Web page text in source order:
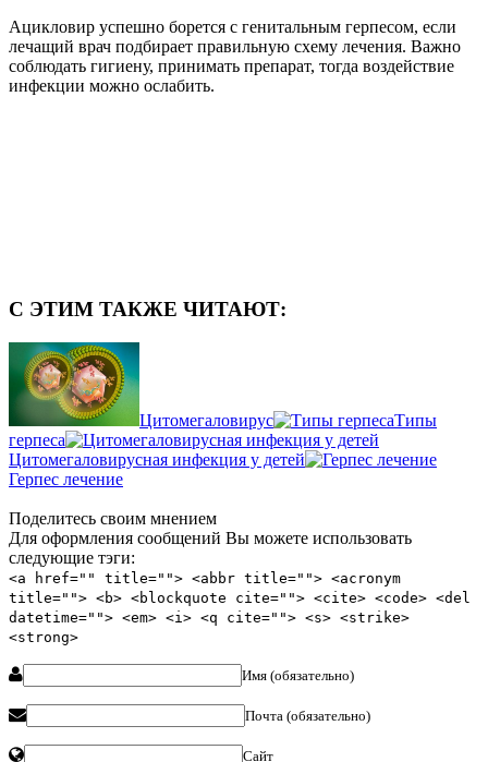
Ацикловир успешно борется с генитальным герпесом, если
лечащий врач подбирает правильную схему лечения. Важно
соблюдать гигиену, принимать препарат, тогда воздействие
инфекции можно ослабить.
С ЭТИМ ТАКЖЕ ЧИТАЮТ:
Цитомегаловирус
Типы
герпеса
Цитомегаловирусная инфекция у детей
Герпес лечение
Поделитесь своим мнением
Для оформления сообщений Вы можете использовать
следующие тэги:
<a href="" title=""> <abbr title=""> <acronym
title=""> <b> <blockquote cite=""> <cite> <code> <del
datetime=""> <em> <i> <q cite=""> <s> <strike>
<strong>
Имя (обязательно)
Почта (обязательно)
Сайт